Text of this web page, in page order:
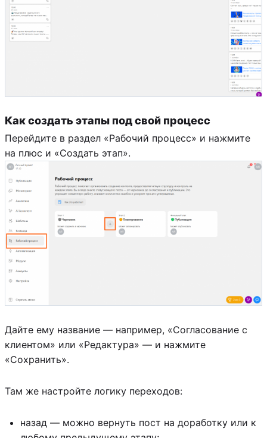
Как создать этапы под свой процесс
Перейдите в раздел «Рабочий процесс» и нажмите
на плюс и «Создать этап».
Дайте ему название — например, «Согласование с
клиентом» или «Редактура» — и нажмите
«Сохранить».
Там же настройте логику переходов:
назад — можно вернуть пост на доработку или к